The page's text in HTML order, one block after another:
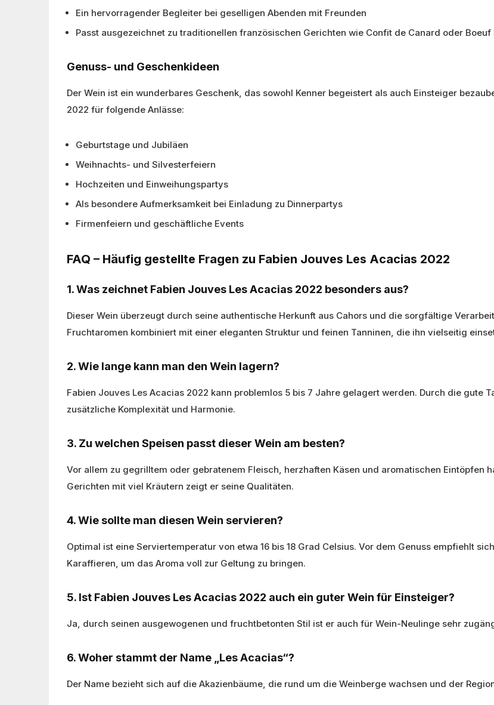
Ein hervorragender Begleiter bei geselligen Abenden mit Freunden
Passt ausgezeichnet zu traditionellen französischen Gerichten wie Confit de Canard oder Boeuf
Genuss- und Geschenkideen
Der Wein ist ein wunderbares Geschenk, das sowohl Kenner begeistert als auch Einsteiger
2022 für folgende Anlässe:
Geburtstage und Jubiläen
Weihnachts- und Silvesterfeiern
Hochzeiten und Einweihungspartys
Als besondere Aufmerksamkeit bei Einladung zu Dinnerpartys
Firmenfeiern und geschäftliche Events
FAQ – Häufig gestellte Fragen zu Fabien Jouves Les Acacias 2022
1. Was zeichnet Fabien Jouves Les Acacias 2022 besonders aus?
Dieser Wein überzeugt durch seine authentische Herkunft aus Cahors und die sorgfältige
Fruchtaromen kombiniert mit einer eleganten Struktur und feinen Tanninen, die ihn vielseitig
2. Wie lange kann man den Wein lagern?
Fabien Jouves Les Acacias 2022 kann problemlos 5 bis 7 Jahre gelagert werden. Durch die gute
zusätzliche Komplexität und Harmonie.
3. Zu welchen Speisen passt dieser Wein am besten?
Vor allem zu gegrilltem oder gebratenem Fleisch, herzhaften Käsen und aromatischen Eintöpfen
Gerichten mit viel Kräutern zeigt er seine Qualitäten.
4. Wie sollte man diesen Wein servieren?
Optimal ist eine Serviertemperatur von etwa 16 bis 18 Grad Celsius. Vor dem Genuss empfiehlt
Karaffieren, um das Aroma voll zur Geltung zu bringen.
5. Ist Fabien Jouves Les Acacias 2022 auch ein guter Wein für Einsteiger?
Ja, durch seinen ausgewogenen und fruchtbetonten Stil ist er auch für Wein-Neulinge sehr
6. Woher stammt der Name „Les Acacias“?
Der Name bezieht sich auf die Akazienbäume, die rund um die Weinberge wachsen und der